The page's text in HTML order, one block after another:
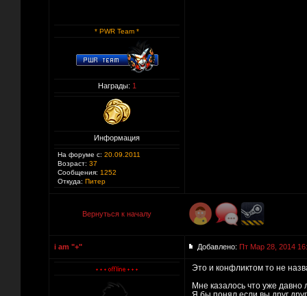
* PWR Team *
Награды: 1
Информация
На форуме с: 20.09.2011
Возраст: 37
Сообщения: 1252
Откуда: Питер
Вернуться к началу
i am "+" Добавлено: Пт Мар 28, 2014
Это и конфликтом то не
Мне казалось что уже давно